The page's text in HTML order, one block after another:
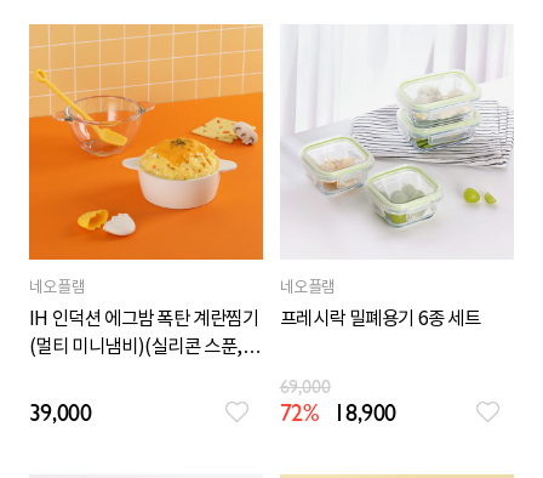
네오플램
IH 인덕션 에그밤 폭탄 계란찜기
(멀티 미니냄비)(실리콘 스푼, 그
39,000
네오플램
프레시락 밀폐용기 6종 세트
69,000
72% 18,900